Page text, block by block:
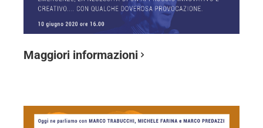
Maggiori informazioni